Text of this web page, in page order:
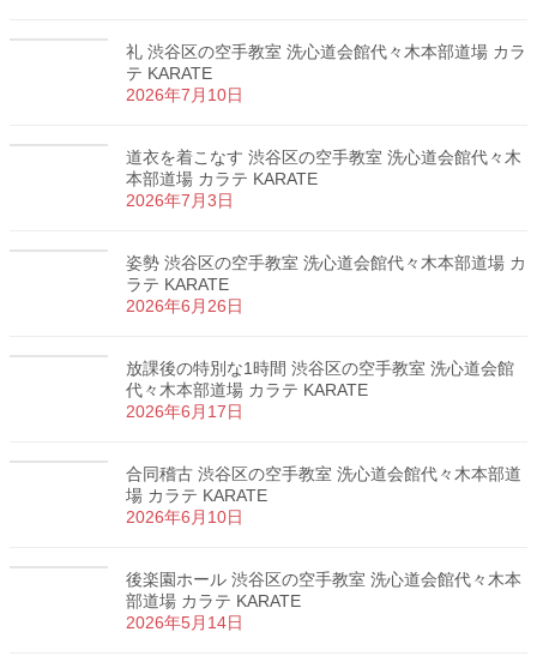
礼 渋谷区の空手教室 洗心道会館代々木本部道場 カラ
テ KARATE
2026年7月10日
道衣を着こなす 渋谷区の空手教室 洗心道会館代々木
本部道場 カラテ KARATE
2026年7月3日
姿勢 渋谷区の空手教室 洗心道会館代々木本部道場 カ
ラテ KARATE
2026年6月26日
放課後の特別な1時間 渋谷区の空手教室 洗心道会館
代々木本部道場 カラテ KARATE
2026年6月17日
合同稽古 渋谷区の空手教室 洗心道会館代々木本部道
場 カラテ KARATE
2026年6月10日
後楽園ホール 渋谷区の空手教室 洗心道会館代々木本
部道場 カラテ KARATE
2026年5月14日